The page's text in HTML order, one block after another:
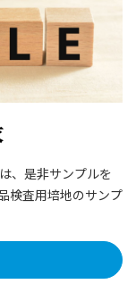
、是非サンプルを
検査用培地のサンプ